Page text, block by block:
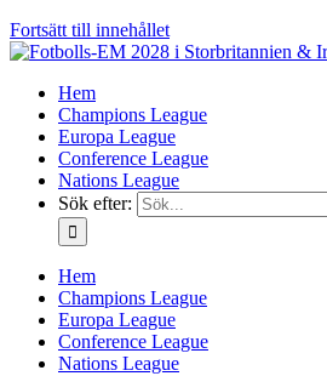
Fortsätt till innehållet
Hem
Champions League
Europa League
Conference League
Nations League
Sök efter:
Hem
Champions League
Europa League
Conference League
Nations League